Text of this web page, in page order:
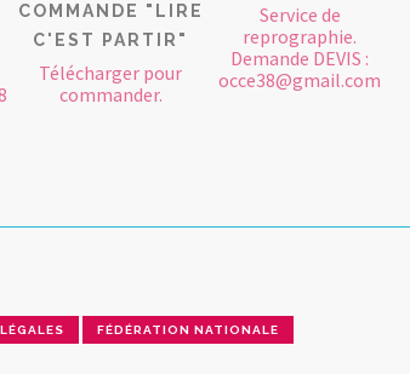
COMMANDE "LIRE
C'EST PARTIR"
Télécharger pour
commander.
Service de
reprographie.
Demande DEVIS :
occe38@gmail.com
FÉDÉRATION NATIONALE